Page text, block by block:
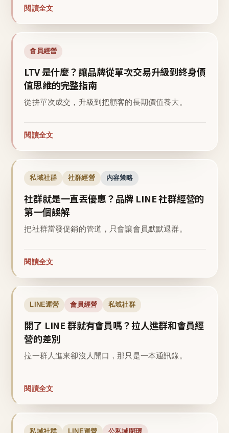
閱讀全文
會員經營
LTV 是什麼？讓品牌從單次交易升級到終身價
值思維的完整指南
從拚單次成交，升級到把顧客的長期價值養大。
閱讀全文
私域社群 社群經營 內容策略
社群就是一直丟優惠？品牌 LINE 社群經營的
第一個誤解
把社群當發促銷的管道，只會讓會員默默退群。
閱讀全文
LINE運營 會員經營 私域社群
開了 LINE 群就有會員嗎？拉人進群和會員經
營的差別
拉一群人進來卻沒人開口，那只是一本通訊錄。
閱讀全文